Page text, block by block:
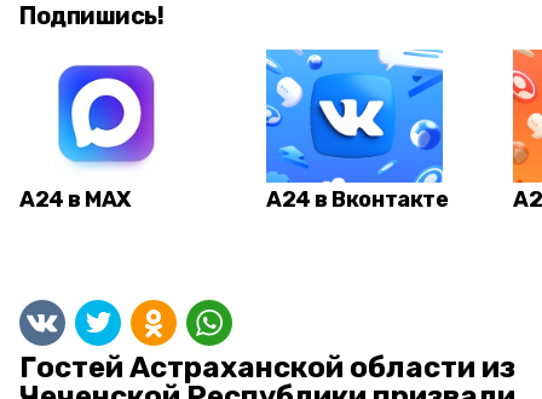
Подпишись!
А24 в MAX А24 в Вконтакте
Гостей Астраханской области из